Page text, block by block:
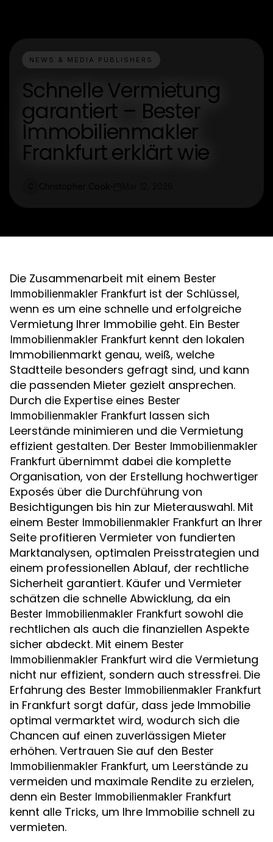
NEWS & MEDIA PUBLISHERS
Schnelle Vermietung
garantiert – Bester
Immobilienmakler
Frankfurt erklärt wie
Die Zusammenarbeit mit einem Bester
Immobilienmakler Frankfurt ist der Schlüssel,
wenn es um eine schnelle und erfolgreiche
Vermietung Ihrer Immobilie geht. Ein Bester
Immobilienmakler Frankfurt kennt den lokalen
Immobilienmarkt genau, weiß, welche
Stadtteile besonders gefragt sind, und kann
die passenden Mieter gezielt ansprechen.
Durch die Expertise eines Bester
Immobilienmakler Frankfurt lassen sich
Leerstände minimieren und die Vermietung
effizient gestalten. Der Bester Immobilienmakler
Frankfurt übernimmt dabei die komplette
Organisation, von der Erstellung hochwertiger
Exposés über die Durchführung von
Besichtigungen bis hin zur Mieterauswahl. Mit
einem Bester Immobilienmakler Frankfurt an Ihrer
Seite profitieren Vermieter von fundierten
Marktanalysen, optimalen Preisstrategien und
einem professionellen Ablauf, der rechtliche
Sicherheit garantiert. Käufer und Vermieter
schätzen die schnelle Abwicklung, da ein
Bester Immobilienmakler Frankfurt sowohl die
rechtlichen als auch die finanziellen Aspekte
sicher abdeckt. Mit einem Bester
Immobilienmakler Frankfurt wird die Vermietung
nicht nur effizient, sondern auch stressfrei. Die
Erfahrung des Bester Immobilienmakler Frankfurt
in Frankfurt sorgt dafür, dass jede Immobilie
optimal vermarktet wird, wodurch sich die
Chancen auf einen zuverlässigen Mieter
erhöhen. Vertrauen Sie auf den Bester
Immobilienmakler Frankfurt, um Leerstände zu
vermeiden und maximale Rendite zu erzielen,
denn ein Bester Immobilienmakler Frankfurt
kennt alle Tricks, um Ihre Immobilie schnell zu
vermieten.